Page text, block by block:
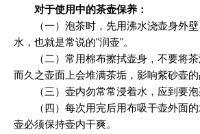
对于使用中的茶壶保养：
（一）泡茶时，先用沸水浇壶身外壁
水，也就是常说的"润壶"。
（二）常用棉布擦拭壶身，不要将茶
而久之壶面上会堆满茶垢，影响紫砂壶的
（三）壶内勿常常浸着水，应到要泡
（四）每次用完后用布吸干壶外面的
壶必须保持壶内干爽。